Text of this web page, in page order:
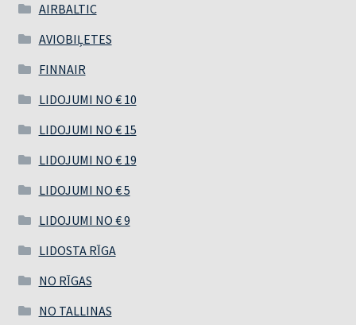
AIRBALTIC
AVIOBIĻETES
FINNAIR
LIDOJUMI NO € 10
LIDOJUMI NO € 15
LIDOJUMI NO € 19
LIDOJUMI NO € 5
LIDOJUMI NO € 9
LIDOSTA RĪGA
NO RĪGAS
NO TALLINAS